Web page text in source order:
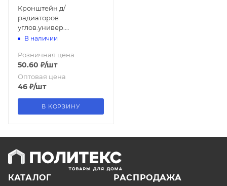
Кронштейн д/
радиаторов
углов.универ.
(бел.окраш.) СИМ
В наличии
Розничная цена
50.60 ₽/шт
Оптовая цена
46 ₽/шт
В КОРЗИНУ
КАТАЛОГ
РАСПРОДАЖА